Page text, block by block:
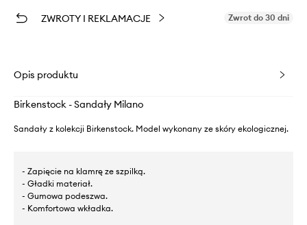
ZWROTY I REKLAMACJE Zwrot do 30 dni
Opis produktu
Birkenstock - Sandały Milano
Sandały z kolekcji Birkenstock. Model wykonany ze skóry ekologicznej.
- Zapięcie na klamrę ze szpilką.
- Gładki materiał.
- Gumowa podeszwa.
- Komfortowa wkładka.